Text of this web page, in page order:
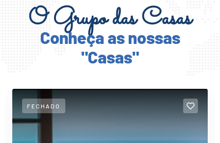
O Grupo das Casas
Conheça as nossas
"Casas"
FECHADO